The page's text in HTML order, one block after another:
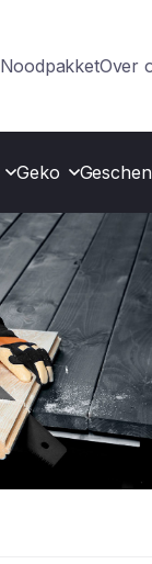
NoodpakketOver
Geko